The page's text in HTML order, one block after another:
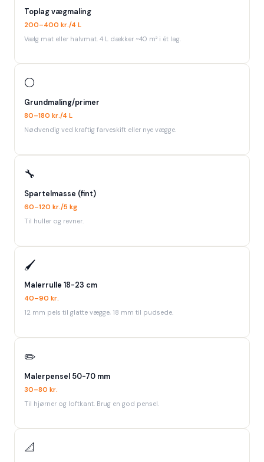
Toplag vægmaling
200–400 kr./4 L
Vælg mat eller halvmat. 4 L dækker ~40 m² i ét lag.
⚪
Grundmaling/primer
80–180 kr./4 L
Nødvendig ved kraftig farveskift eller nye vægge.
🔧
Spartelmasse (fint)
60–120 kr./5 kg
Til huller og revner.
🖌️
Malerrulle 18-23 cm
40–90 kr.
12 mm pels til glatte vægge, 18 mm til pudsede.
✏️
Malerpensel 50-70 mm
30–80 kr.
Til hjørner og loftkant. Brug en god pensel.
📐